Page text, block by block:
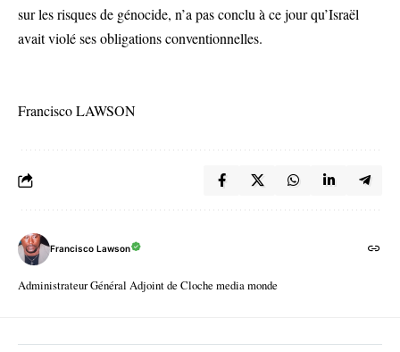
sur les risques de génocide, n’a pas conclu à ce jour qu’Israël
avait violé ses obligations conventionnelles.
Francisco LAWSON
Francisco Lawson
Administrateur Général Adjoint de Cloche media monde